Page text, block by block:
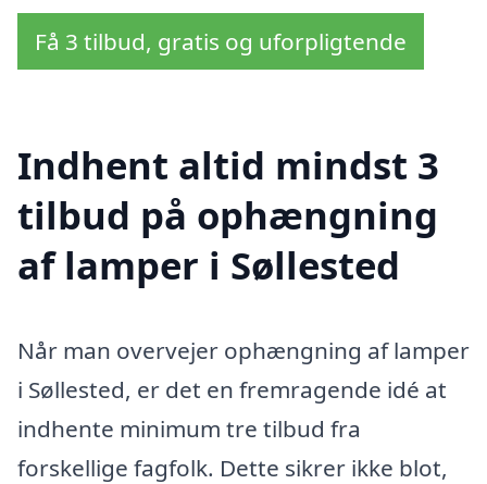
Få 3 tilbud, gratis og uforpligtende
Indhent altid mindst 3
tilbud på ophængning
af lamper i Søllested
Når man overvejer ophængning af lamper
i Søllested, er det en fremragende idé at
indhente minimum tre tilbud fra
forskellige fagfolk. Dette sikrer ikke blot,